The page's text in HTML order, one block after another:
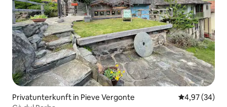
Privatunterkunft in Pieve Vergonte
4,97 (34)